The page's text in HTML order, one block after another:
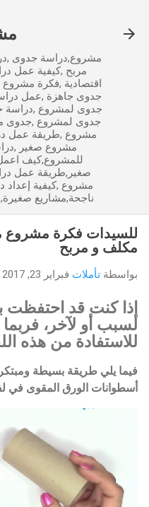
مشروع,دراسة جدوى
مربح ,كيفية عمل
اقتصادية ,فكرة
جدوى جاهزة ,عمل
جدوى لمشروع ,دراسة
جدوى لمشروع ,جدوى
مشروع ,طريقة عمل
مشروع صغير
للمشروع,كيف
صغير,طريقة عمل
مشروع ,كيفية
ناجحة,مشاريع
للسيدات فكرة مشروع
مكلف و مربح
بواسطة تأملات فبراير 23, 2017
إذا كنت قد احتفظت
لسبب أو لآخر،
للاستفادة من هذه
فيما يلي طريقة بسيطة
أسطوانات الورق المقوى في